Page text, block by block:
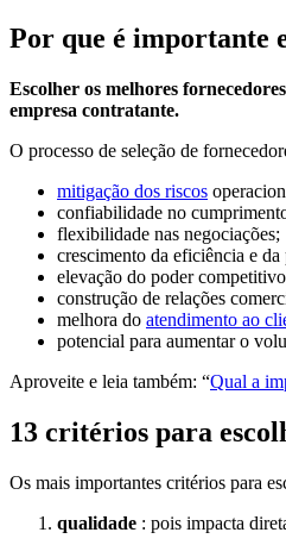
Por que é importante
Escolher os melhores
empresa contratante.
O processo de seleção de
mitigação dos riscos
confiabilidade no
flexibilidade nas negociações;
crescimento da eficiência e
elevação do poder
construção de relações
melhora do atendimento ao
potencial para aumentar o
Aproveite e leia também: “Qual a
13 critérios para
Os mais importantes critérios para
qualidade : pois impacta